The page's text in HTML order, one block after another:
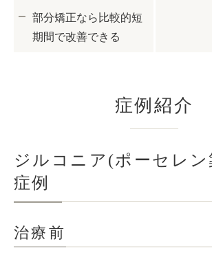
部分矯正なら比較的短
期間で改善できる
症例紹介
ジルコニア(ポーセレン
症例
治療前